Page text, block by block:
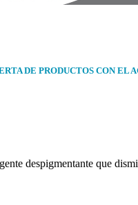
DE PRODUCTOS CON EL
despigmentante que